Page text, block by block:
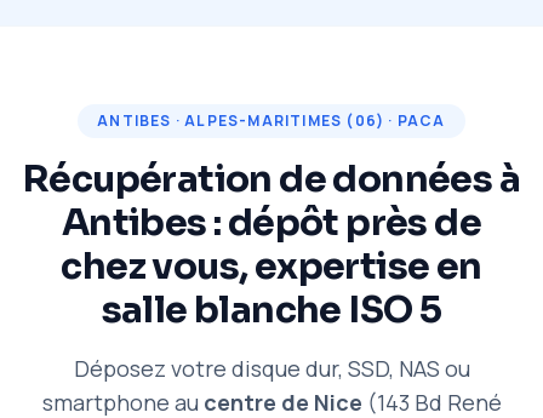
ANTIBES · ALPES-MARITIMES (06) · PACA
Récupération de données à
Antibes : dépôt près de
chez vous, expertise en
salle blanche ISO 5
Déposez votre disque dur, SSD, NAS ou
smartphone au centre de Nice (143 Bd René